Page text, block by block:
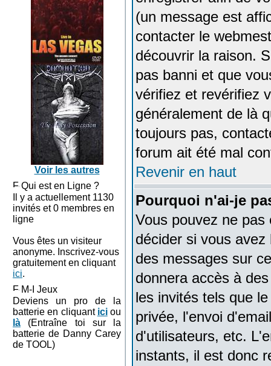
Voir les autres
Qui est en Ligne ?
Il y a actuellement 1130
invités et 0 membres en
ligne
Vous êtes un visiteur
anonyme. Inscrivez-vous
gratuitement en cliquant
ici.
M-I Jeux
Deviens un pro de la
batterie en cliquant iciou
là (Entraîne toi sur la
batterie de Danny Carey
de TOOL)
(un message est
contacter le
découvrir la raison.
pas banni et que
vérifiez et revérifiez
généralement de là
toujours pas,
forum ait été mal
Revenir en haut
Pourquoi n'ai-je
Vous pouvez ne
décider si vous
des messages sur
donnera accès à
les invités tels que
privée, l'envoi
d'utilisateurs, etc.
instants, il est donc